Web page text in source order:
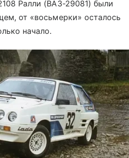
Ралли (ВАЗ-29081) были
от «восьмерки» осталось
начало.